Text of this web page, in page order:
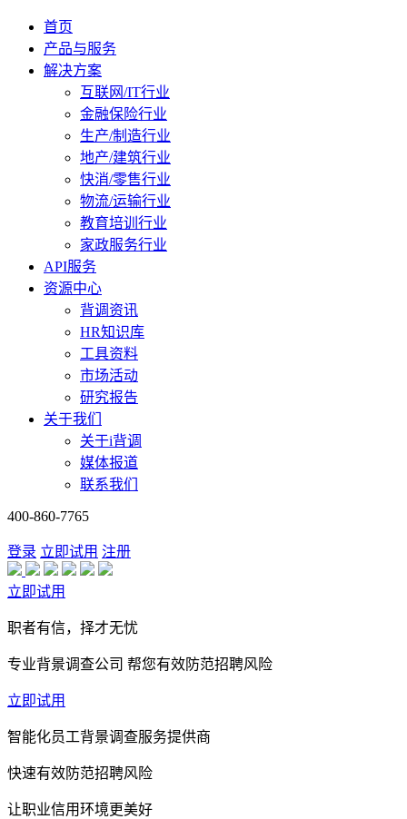
首页
产品与服务
解决方案
互联网/IT行业
金融保险行业
生产/制造行业
地产/建筑行业
快消/零售行业
物流/运输行业
教育培训行业
家政服务行业
API服务
资源中心
背调资讯
HR知识库
工具资料
市场活动
研究报告
关于我们
关于i背调
媒体报道
联系我们
400-860-7765
登录 立即试用 注册
立即试用
职者有信，择才无忧
专业背景调查公司 帮您有效防范招聘风险
立即试用
智能化员工背景调查服务提供商
快速有效防范招聘风险
让职业信用环境更美好